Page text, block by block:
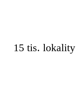
15 tis. lokality